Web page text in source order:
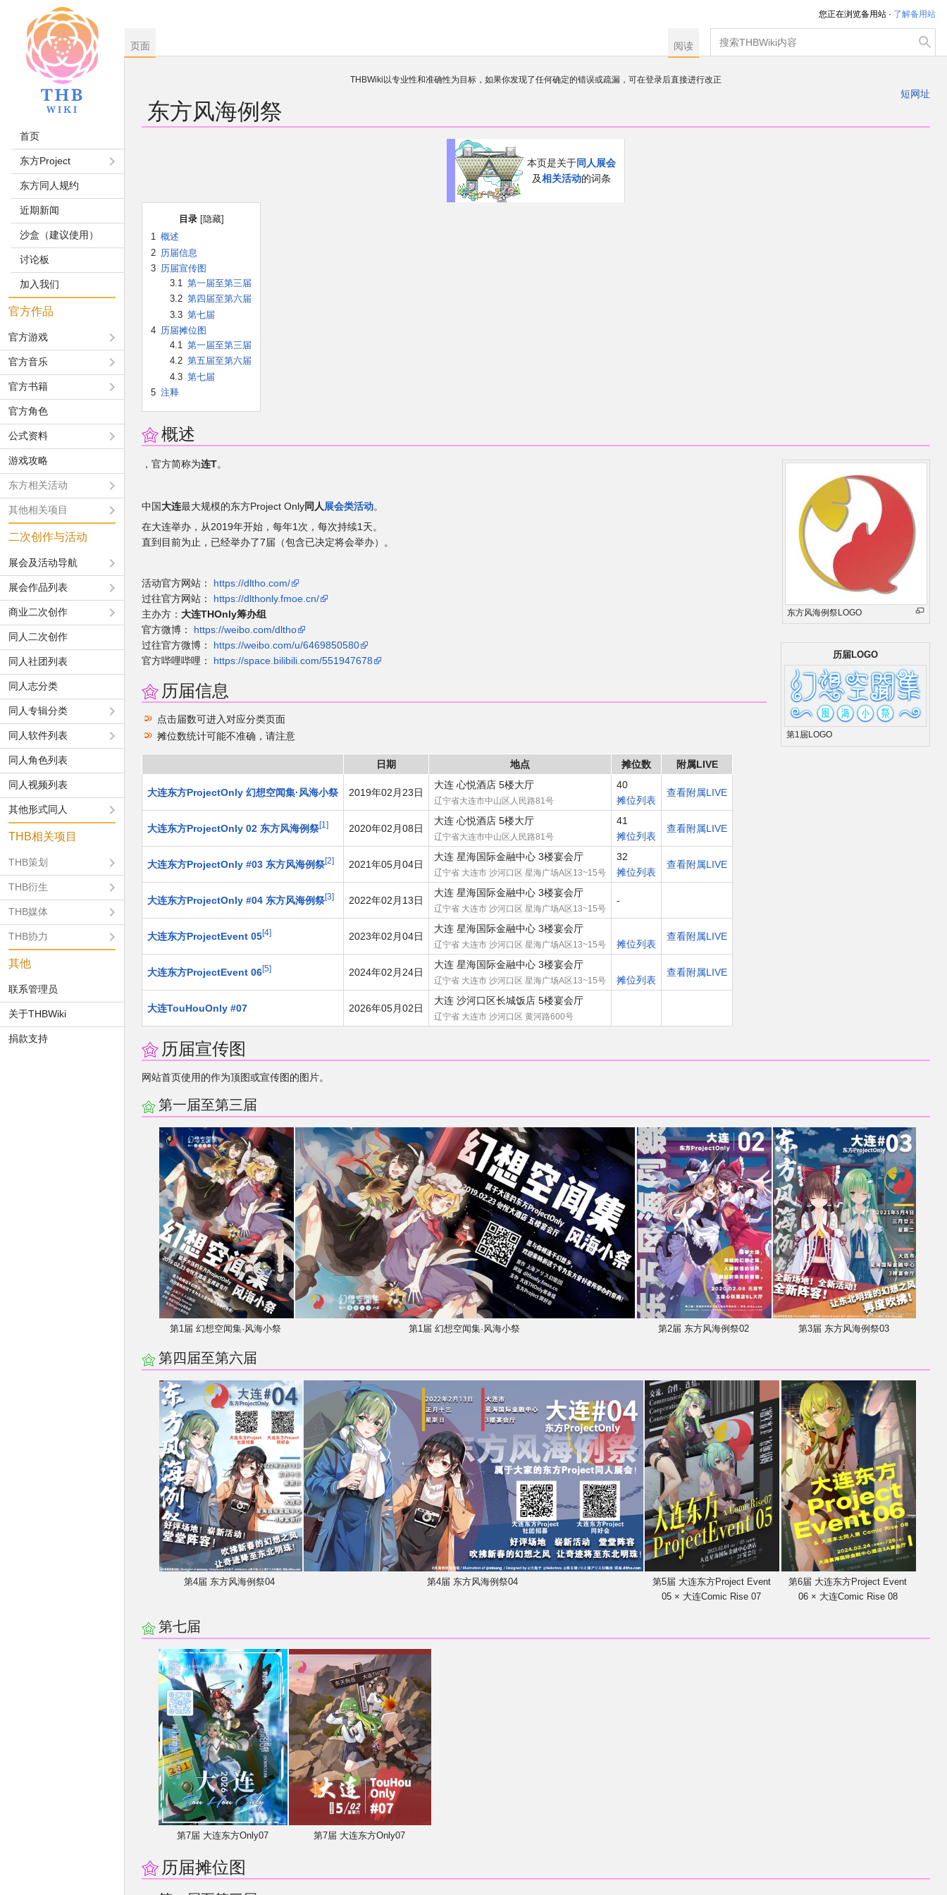
欢迎来到THBWiki！如果您是第一次来到这里，请点击右上角注册一个帐户
短网址
东方风海例祭
航
索
本页是关于同人展会
及相关活动的词条
目录
1 概述
2 历届信息
3 历届宣传图
3.1 第一届至第三届
3.2 第四届至第六届
3.3 第七届
4 历届摊位图
4.1 第一届至第三届
4.2 第五届至第六届
4.3 第七届
5 注释
概述
东方风海例祭LOGO
历届LOGO
第1届LOGO
，官方简称为连T。
中国大连最大规模的东方Project Only同人展会类活动。
在大连举办，从2019年开始，每年1次，每次持续1天。
直到目前为止，已经举办了7届（包含已决定将会举办）。
活动官方网站： https://dltho.com/
过往官方网站： https://dlthonly.fmoe.cn/
主办方： 大连THOnly筹办组
官方微博： https://weibo.com/dltho
过往官方微博： https://weibo.com/u/6469850580
官方哔哩哔哩： https://space.bilibili.com/551947678
历届信息
点击届数可进入对应分类页面
摊位数统计可能不准确，请注意
日期 地点 摊位数 附属LIVE
大连东方ProjectOnly 幻想空闻集·风海小祭 2019年02月23日
大连 心悦酒店 5楼大厅
辽宁省大连市中山区人民路81号
40
摊位列表
查看附属LIVE
大连东方ProjectOnly 02 东方风海例祭 1 2020年02月08日
大连 心悦酒店 5楼大厅
辽宁省大连市中山区人民路81号
41
摊位列表
查看附属LIVE
大连东方ProjectOnly #03 东方风海例祭 2 2021年05月04日
大连 星海国际金融中心 3楼宴会厅
辽宁省 大连市 沙河口区 星海广场A区13~15号
32
摊位列表
查看附属LIVE
大连东方ProjectOnly #04 东方风海例祭 3 2022年02月13日
大连 星海国际金融中心 3楼宴会厅
辽宁省 大连市 沙河口区 星海广场A区13~15号
-
大连东方ProjectEvent 05 4 2023年02月04日
大连 星海国际金融中心 3楼宴会厅
辽宁省 大连市 沙河口区 星海广场A区13~15号 摊位列表
查看附属LIVE
大连东方ProjectEvent 06 5 2024年02月24日
大连 星海国际金融中心 3楼宴会厅
辽宁省 大连市 沙河口区 星海广场A区13~15号 摊位列表
查看附属LIVE
大连TouHouOnly #07 2026年05月02日
大连 沙河口区长城饭店 5楼宴会厅
辽宁省 大连市 沙河口区 黄河路600号
历届宣传图
网站首页使用的作为顶图或宣传图的图片。
第一届至第三届
第1届 幻想空闻集·风海小祭 第1届 幻想空闻集·风海小祭 第2届 东方风海例祭02 第3届 东方风海例祭03
第四届至第六届
第4届 东方风海例祭04 第4届 东方风海例祭04
第5届 大连东方Project Event
05 × 大连Comic Rise 07
第6届 大连东方Project Event
06 × 大连Comic Rise 08
第七届
第7届 大连东方Only07 第7届 大连东方Only07
历届摊位图
您正在浏览备用站 · 了解备用站
页面 阅读
搜
索
首页
东方Project
东方同人规约
近期新闻
沙盒（建议使用）
讨论板
加入我们
官方作品
官方游戏
官方音乐
官方书籍
官方角色
公式资料
游戏攻略
东方相关活动
其他相关项目
二次创作与活动
展会及活动导航
展会作品列表
商业二次创作
同人二次创作
同人社团列表
同人志分类
同人专辑分类
同人软件列表
同人角色列表
同人视频列表
其他形式同人
THB相关项目
THB策划
THB衍生
THB媒体
THB协力
其他
联系管理员
关于THBWiki
捐款支持